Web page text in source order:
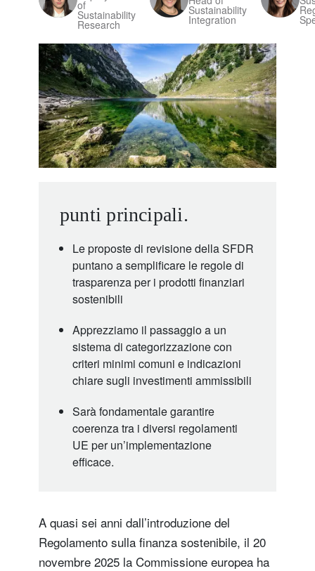
of
Sustainability
Research
Sustainability
Integration
punti principali.
Le proposte di revisione della SFDR
puntano a semplificare le regole di
trasparenza per i prodotti finanziari
sostenibili
Apprezziamo il passaggio a un
sistema di categorizzazione con
criteri minimi comuni e indicazioni
chiare sugli investimenti ammissibili
Sarà fondamentale garantire
coerenza tra i diversi regolamenti
UE per un’implementazione
efficace.
A quasi sei anni dall’introduzione del
Regolamento sulla finanza sostenibile, il 20
novembre 2025 la Commissione europea ha